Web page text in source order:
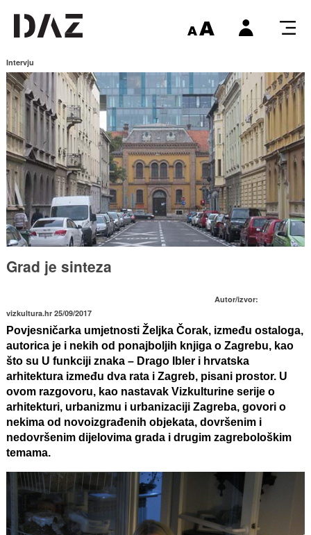
Intervju
Grad je sinteza
Autor/izvor:
vizkultura.hr 25/09/2017
Povjesničarka umjetnosti Željka Čorak, između ostaloga,
autorica je i nekih od ponajboljih knjiga o Zagrebu, kao
što su U funkciji znaka – Drago Ibler i hrvatska
arhitektura između dva rata i Zagreb, pisani prostor. U
ovom razgovoru, kao nastavak Vizkulturine serije o
arhitekturi, urbanizmu i urbanizaciji Zagreba, govori o
nekima od novoizgrađenih objekata, dovršenim i
nedovršenim dijelovima grada i drugim zagrebološkim
temama.